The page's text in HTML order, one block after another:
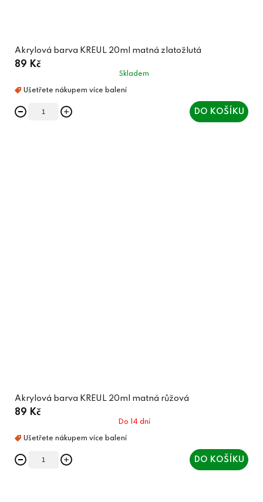
Akrylová barva KREUL 20ml matná zlatožlutá
89 Kč
Skladem
DO KOŠÍKU
Akrylová barva KREUL 20ml matná růžová
89 Kč
Do 14 dní
DO KOŠÍKU